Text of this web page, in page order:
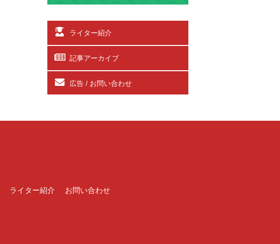
ライター紹介
記事アーカイブ
広告 / お問い合わせ
ライター紹介 お問い合わせ